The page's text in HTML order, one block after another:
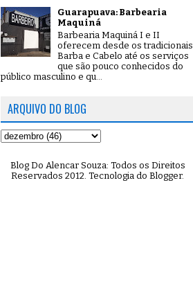
Guarapuava: Barbearia
Maquiná
Barbearia Maquiná I e II
oferecem desde os tradicionais
Barba e Cabelo até os serviços
que são pouco conhecidos do
público masculino e qu...
ARQUIVO DO BLOG
Blog Do Alencar Souza: Todos os Direitos
Reservados 2012. Tecnologia do Blogger.